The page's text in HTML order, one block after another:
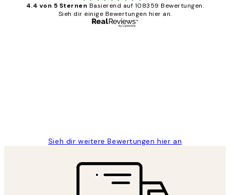
4.4 von 5 Sternen Basierend auf 108359 Bewertungen.
Sieh dir einige Bewertungen hier an.
Sieh dir weitere Bewertungen hier an